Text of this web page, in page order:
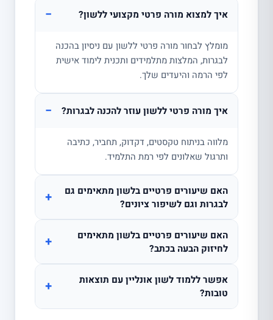
איך למצוא מורה פרטי מקצועי ללשון? −
מומלץ לבחור מורה פרטי ללשון עם ניסיון בהכנה
לבגרות, המלצות מתלמידים ותכנית לימוד אישית
לפי הרמה והיעדים שלך.
איך מורה פרטי ללשון עוזר להכנה לבגרות? −
מלווה בניתוח טקסטים, דקדוק, תחביר, כתיבה
ותרגול שאלונים לפי רמת התלמיד.
האם שיעורים פרטיים בלשון מתאימים גם
לבגרות וגם לשיפור ציונים?
+
האם שיעורים פרטיים בלשון מתאימים
לחיזוק הבעה בכתב?
+
אפשר ללמוד לשון אונליין עם תוצאות
טובות?
+